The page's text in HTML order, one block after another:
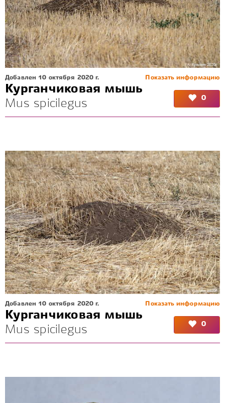
Показать информацию
Добавлен 10 октября 2020 г.
Курганчиковая мышь
Mus spicilegus
0
Показать информацию
Добавлен 10 октября 2020 г.
Курганчиковая мышь
Mus spicilegus
0